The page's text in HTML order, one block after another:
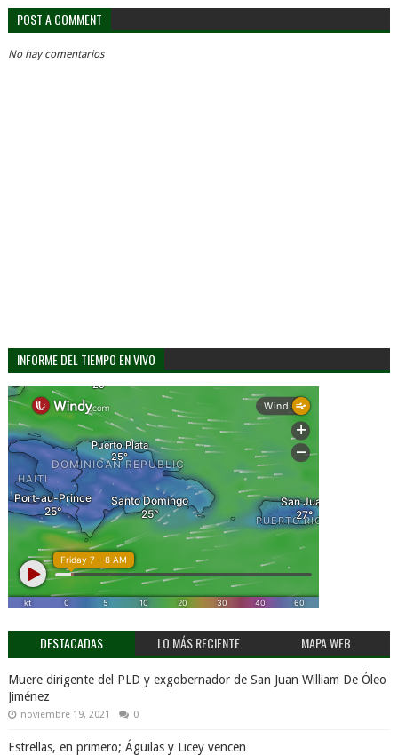
POST A COMMENT
No hay comentarios
INFORME DEL TIEMPO EN VIVO
DESTACADAS LO MÁS RECIENTE MAPA WEB
Muere dirigente del PLD y exgobernador de San Juan William De Óleo
Jiménez
noviembre 19, 2021 0
Estrellas, en primero; Águilas y Licey vencen